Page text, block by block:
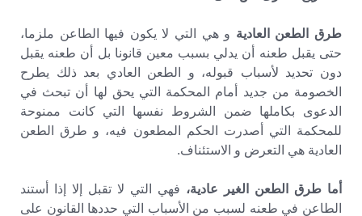
طرق الطعن العادية و هي التي لا يكون فيها الطاعن ملزما،
حتى يقبل طعنه أن يدلي بسبب معين قانونا بل أن طعنه يقبل
دون تحديد لأسباب قبوله، و الطعن العادي بعد ذلك يطرح
الخصومة من جديد أمام المحكمة التي يحق لها أن تبحث في
الدعوى بكاملها ضمن الشروط نفسها التي كانت ممنوحة
للمحكمة التي أصدرت الحكم المطعون فيه، و طرق الطعن
العادية هي التعرض و الاستئناف.
أما طرق الطعن الغير عادية، فهي التي لا تقبل إلا إذا أستند
الطاعن في طعنه لسبب من الأسباب التي حددها القانون على